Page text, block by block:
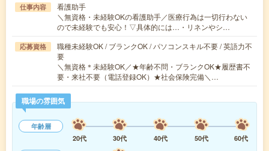
仕事内容
看護助手
＼無資格・未経験OKの看護助手／医療行為は一切行わない
ので未経験でも安心！▽具体的には…・リネンやシ…
応募資格
職種未経験OK / ブランクOK / パソコンスキル不要 / 英語力不
要
＼無資格＊未経験OK／★年齢不問・ブランクOK★履歴書不
要・来社不要（電話登録OK）★社会保険完備＼…
職場の雰囲気
年齢層
20代
30代 40代 50代
60代